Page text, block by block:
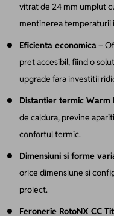
vitrat de 24 mm umplut
mentinerea temperaturii
Eficienta economica –
pret accesibil, fiind o
upgrade fara investitii
Distantier termic Warm
de caldura, previne
confortul termic.
Dimensiuni si forme
orice dimensiune si
proiect.
Feronerie RotoNX CC